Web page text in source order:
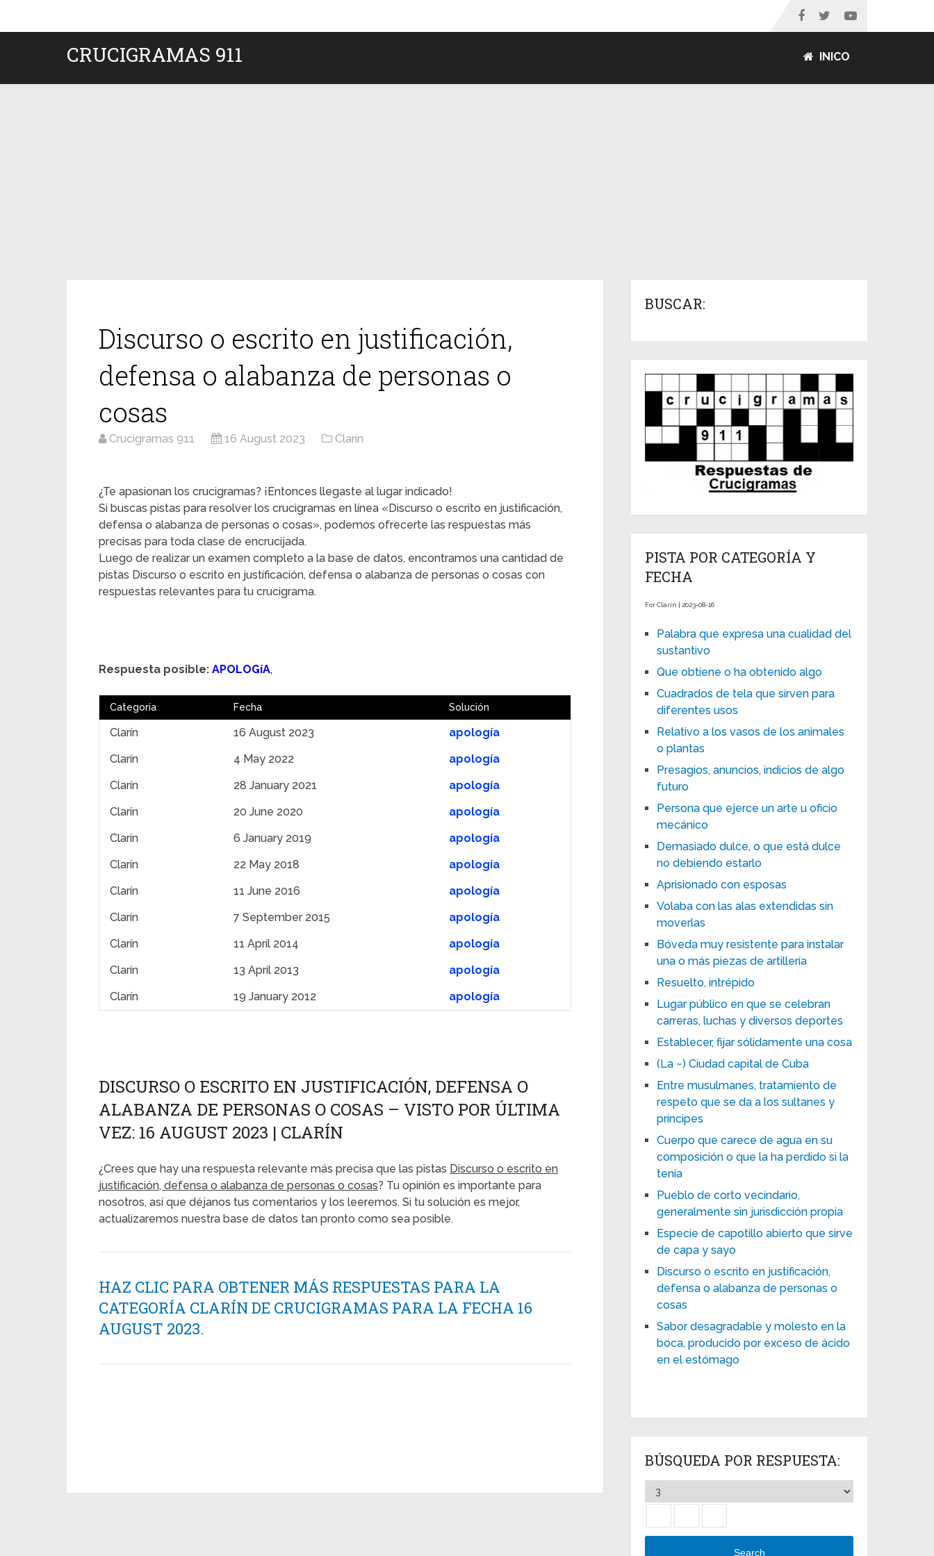
CRUCIGRAMAS 911 INICO
Discurso o escrito en justificación,
defensa o alabanza de personas o
cosas
Crucigramas 911 16 August 2023 Clarín
¿Te apasionan los crucigramas? ¡Entonces llegaste al lugar indicado!
Si buscas pistas para resolver los crucigramas en línea «Discurso o escrito en justificación,
defensa o alabanza de personas o cosas», podemos ofrecerte las respuestas más
precisas para toda clase de encrucijada.
Luego de realizar un examen completo a la base de datos, encontramos una cantidad de
pistas Discurso o escrito en justificación, defensa o alabanza de personas o cosas con
respuestas relevantes para tu crucigrama.
Respuesta posible: APOLOGíA,
Categoría Fecha Solución
Clarín 16 August 2023
apología
Clarín
4 May 2022
apología
Clarín
28 January 2021
apología
Clarín
20 June 2020
apología
Clarín
6 January 2019
apología
Clarín
22 May 2018
apología
Clarín
11 June 2016
apología
Clarín
7 September 2015
apología
Clarín
11 April 2014
apología
Clarín
13 April 2013
apología
Clarín
19 January 2012 apología
DISCURSO O ESCRITO EN JUSTIFICACIÓN, DEFENSA O
ALABANZA DE PERSONAS O COSAS – VISTO POR ÚLTIMA
VEZ: 16 AUGUST 2023 | CLARÍN
¿Crees que hay una respuesta relevante más precisa que las pistas Discurso o escrito en
justificación, defensa o alabanza de personas o cosas? Tu opinión es importante para
nosotros, así que déjanos tus comentarios y los leeremos. Si tu solución es mejor,
actualizaremos nuestra base de datos tan pronto como sea posible.
HAZ CLIC PARA OBTENER MÁS RESPUESTAS PARA LA
CATEGORÍA CLARÍN DE CRUCIGRAMAS PARA LA FECHA 16
AUGUST 2023.
BUSCAR:
PISTA POR CATEGORÍA Y
FECHA
For Clarín | 2023-08-16
Palabra que expresa una cualidad del
sustantivo
Que obtiene o ha obtenido algo
Cuadrados de tela que sirven para
diferentes usos
Relativo a los vasos de los animales
o plantas
Presagios, anuncios, indicios de algo
futuro
Persona que ejerce un arte u oficio
mecánico
Demasiado dulce, o que está dulce
no debiendo estarlo
Aprisionado con esposas
Volaba con las alas extendidas sin
moverlas
Bóveda muy resistente para instalar
una o más piezas de artillería
Resuelto, intrépido
Lugar público en que se celebran
carreras, luchas y diversos deportes
Establecer, fijar sólidamente una cosa
(La ~) Ciudad capital de Cuba
Entre musulmanes, tratamiento de
respeto que se da a los sultanes y
príncipes
Cuerpo que carece de agua en su
composición o que la ha perdido si la
tenía
Pueblo de corto vecindario,
generalmente sin jurisdicción propia
Especie de capotillo abierto que sirve
de capa y sayo
Discurso o escrito en justificación,
defensa o alabanza de personas o
cosas
Sabor desagradable y molesto en la
boca, producido por exceso de ácido
en el estómago
BÚSQUEDA POR RESPUESTA:
Search